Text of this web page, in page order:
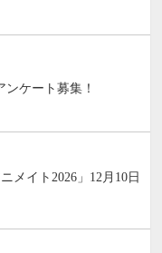
ンケート募集！
メイト2026」12月10日